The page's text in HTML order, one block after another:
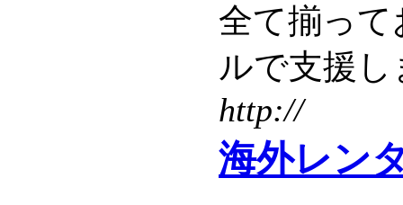
全て揃っ
ルで支援し
http://
海外レン